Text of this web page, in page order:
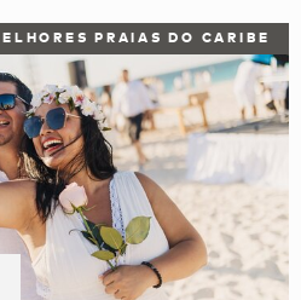
PRAIAS DO CARIBE